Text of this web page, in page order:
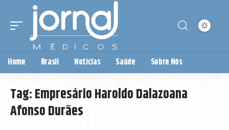
Home Brasil Notícias Saúde Sobre Nós
Tag:Empresário Haroldo Dalazoana
Afonso Durães